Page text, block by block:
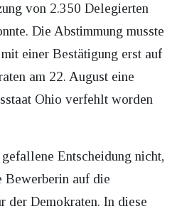
von 2.350 Delegierten
Die Abstimmung musste
einer Bestätigung erst auf
am 22. August eine
Ohio verfehlt worden
Entscheidung nicht,
Bewerberin auf die
der Demokraten. In diese